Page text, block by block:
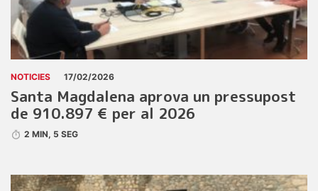
NOTICIES 17/02/2026
Santa Magdalena aprova un pressupost
de 910.897 € per al 2026
2 MIN, 5 SEG